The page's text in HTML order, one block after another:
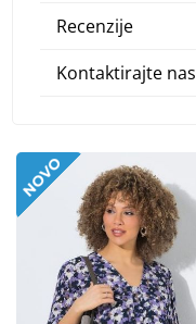
Recenzije
Kontaktirajte nas